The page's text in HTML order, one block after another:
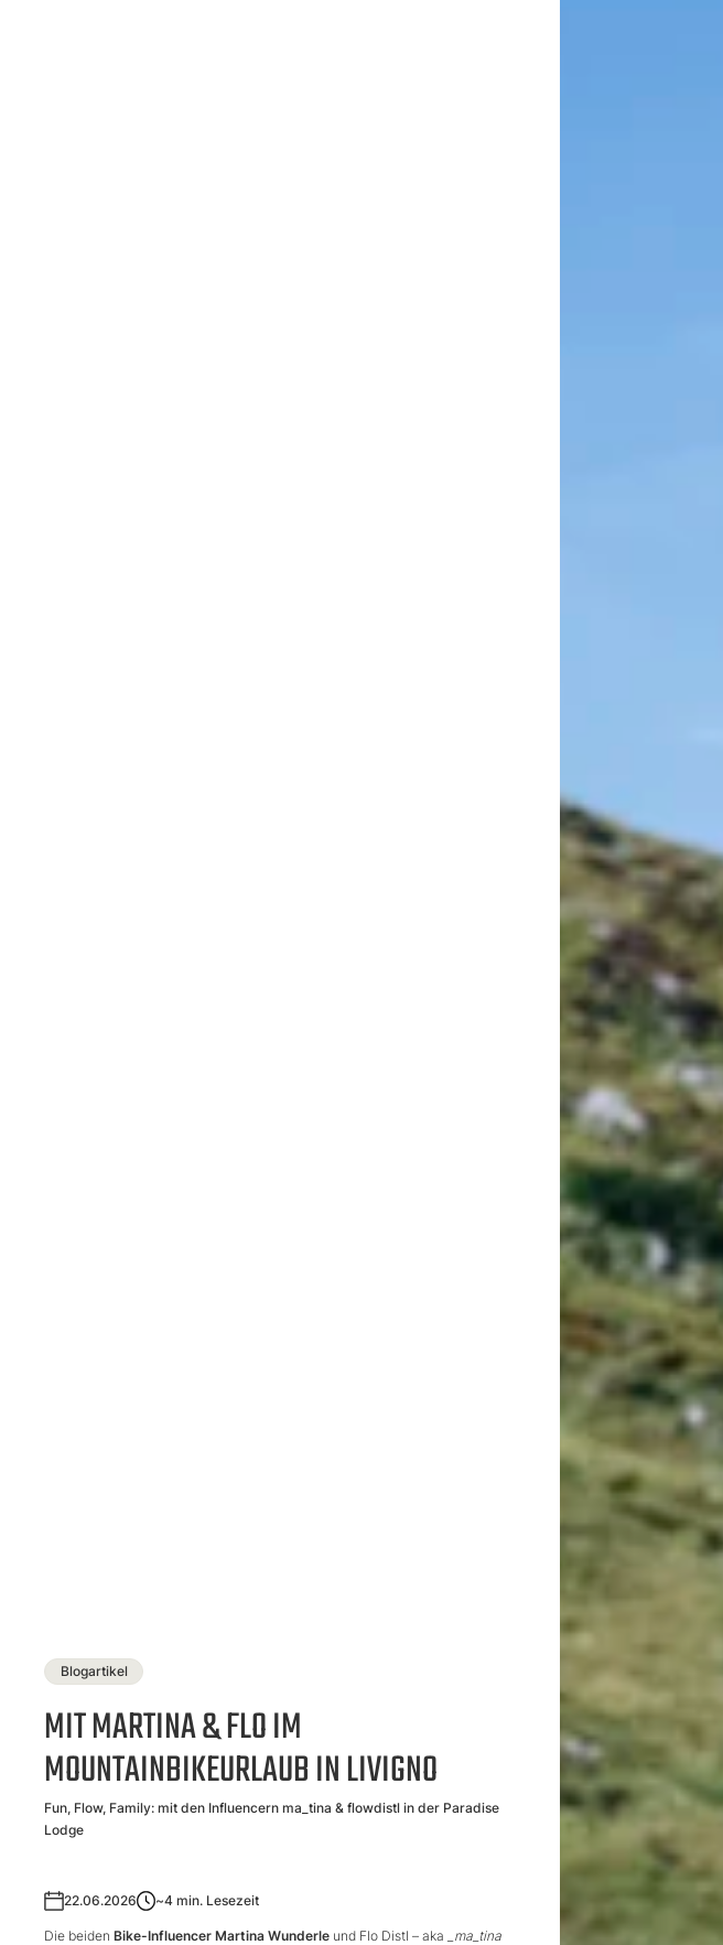
Blogartikel
MIT MARTINA & FLO IM
MOUNTAINBIKEURLAUB IN LIVIGNO
Fun, Flow, Family: mit den Influencern ma_tina & flowdistl in der Paradise
Lodge
22.06.2026 ~4 min. Lesezeit
Die beiden Bike-Influencer Martina Wunderle und Flo Distl – aka
_ma_tina